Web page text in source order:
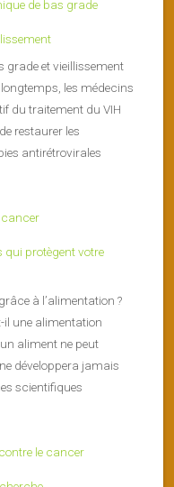
grade et vieillissement
les médecins
du traitement du VIH
restaurer les
antirétrovirales
protègent votre
à l’alimentation ?
il une alimentation
aliment ne peut
développera jamais
scientifiques